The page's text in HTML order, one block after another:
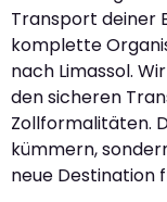
Transport deiner
komplette
nach Limassol.
den sicheren
Zollformalitäten.
kümmern,
neue Destination